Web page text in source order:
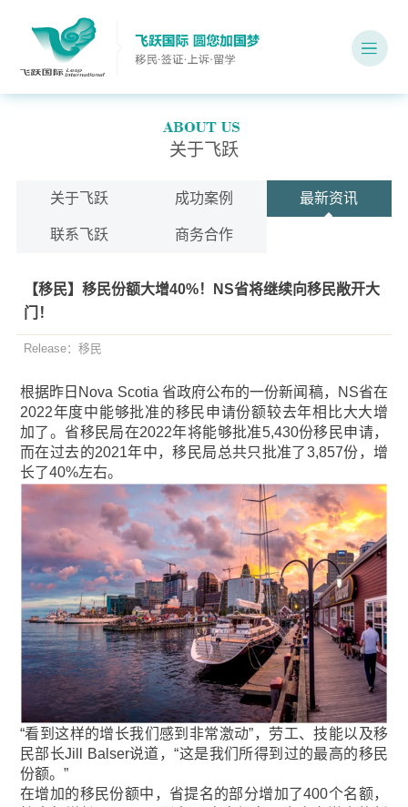
关于飞跃
关于飞跃 成功案例 最新资讯
联系飞跃 商务合作
【移民】移民份额大增40%！NS省将继续向移民敞开大
门！
Release：移民
根据昨日Nova Scotia 省政府公布的一份新闻稿，NS省在
2022年度中能够批准的移民申请份额较去年相比大大增
加了。省移民局在2022年将能够批准5,430份移民申请，
而在过去的2021年中，移民局总共只批准了3,857份，增
长了40%左右。
“看到这样的增长我们感到非常激动”，劳工、技能以及移
民部长Jill Balser说道，“这是我们所得到过的最高的移民
份额。”
在增加的移民份额中，省提名的部分增加了400个名额，